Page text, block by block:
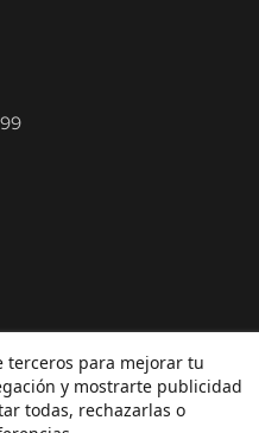
terceros para mejorar tu
y mostrarte publicidad
todas, rechazarlas o
SIDEOFFICE, S.L. CIF